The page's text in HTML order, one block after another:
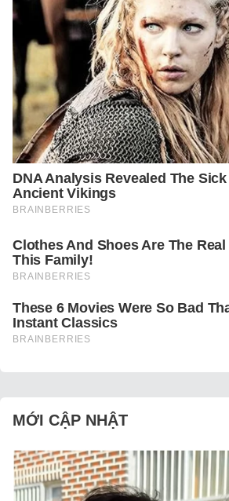
MỚI CẬP NHẬT